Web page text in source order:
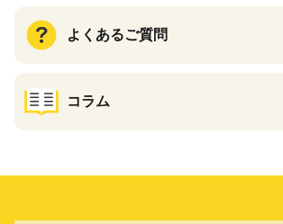
よくあるご質問
コラム